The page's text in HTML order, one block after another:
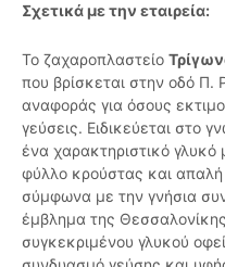
Σχετικά με την εταιρεία:
Το ζαχαροπλαστείο
που βρίσκεται στην οδό Π.
αναφοράς για όσους
γεύσεις. Ειδικεύεται στο
ένα χαρακτηριστικό γλυκό
φύλλο κρούστας και
σύμφωνα με την γνήσια
έμβλημα της
συγκεκριμένου γλυκού